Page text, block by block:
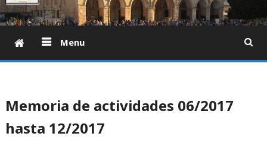
Menu
Memoria de actividades 06/2017
hasta 12/2017